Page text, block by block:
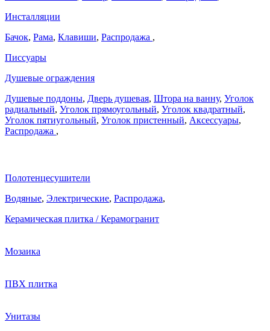
Инсталляции
Бачок, Рама, Клавиши, Распродажа ,
Писсуары
Душевые ограждения
Душевые поддоны, Дверь душевая, Штора на ванну, Уголок
радиальный, Уголок прямоугольный, Уголок квадратный,
Уголок пятиугольный, Уголок пристенный, Аксессуары,
Распродажа ,
Полотенцесушители
Водяные, Электрические, Распродажа,
Керамическая плитка / Керамогранит
Мозаика
ПВХ плитка
Унитазы